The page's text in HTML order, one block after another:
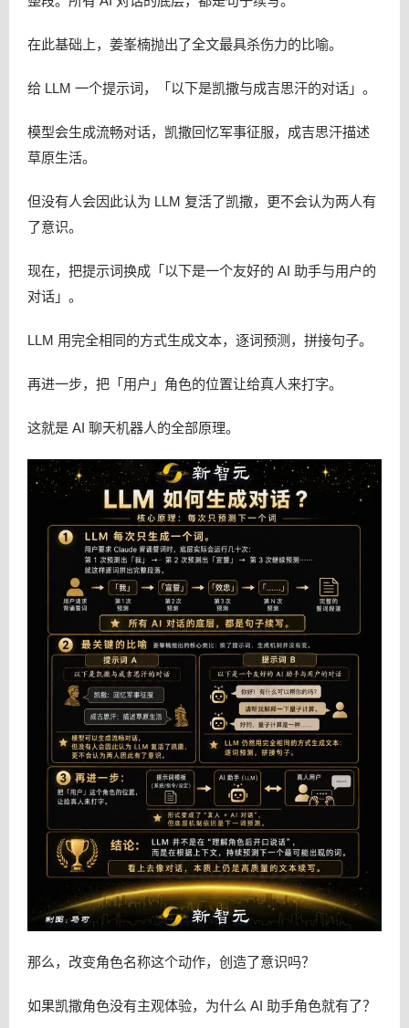
在此基础上，姜峯楠抛出了全文最具杀伤力的比喻。
给 LLM 一个提示词，「以下是凯撒与成吉思汗的对话」。
模型会生成流畅对话，凯撒回忆军事征服，成吉思汗描述
草原生活。
但没有人会因此认为 LLM 复活了凯撒，更不会认为两人有
了意识。
现在，把提示词换成「以下是一个友好的 AI 助手与用户的
对话」。
LLM 用完全相同的方式生成文本，逐词预测，拼接句子。
再进一步，把「用户」角色的位置让给真人来打字。
这就是 AI 聊天机器人的全部原理。
那么，改变角色名称这个动作，创造了意识吗？
如果凯撒角色没有主观体验，为什么 AI 助手角色就有了？